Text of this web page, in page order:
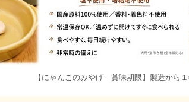
【にゃんこのみやげ 賞味期限】製造から